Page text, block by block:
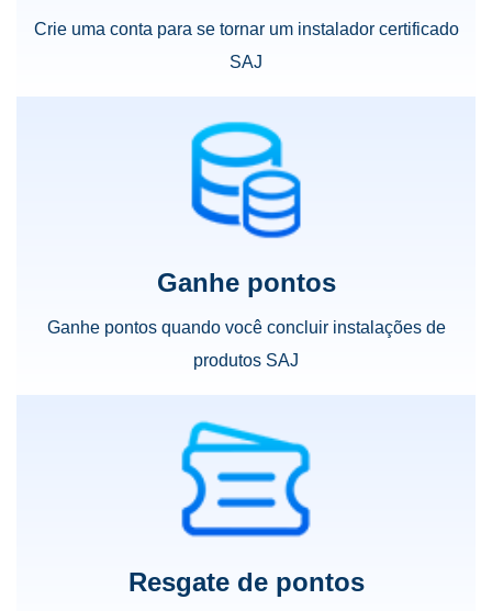
Crie uma conta para se tornar um instalador certificado
SAJ
Ganhe pontos
Ganhe pontos quando você concluir instalações de
produtos SAJ
Resgate de pontos